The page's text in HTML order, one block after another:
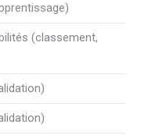
(classement,